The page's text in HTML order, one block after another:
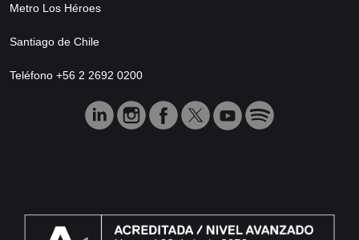
Metro Los Héroes
Santiago de Chile
Teléfono +56 2 2692 0200